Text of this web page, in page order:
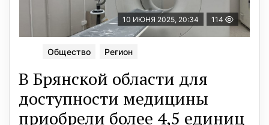
10 ИЮНЯ 2025, 20:34 114
Общество Регион
В Брянской области для
доступности медицины
приобрели более 4,5 единиц